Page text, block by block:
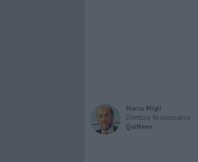
Marco Migli
Direttore Responsabile
QuiNews